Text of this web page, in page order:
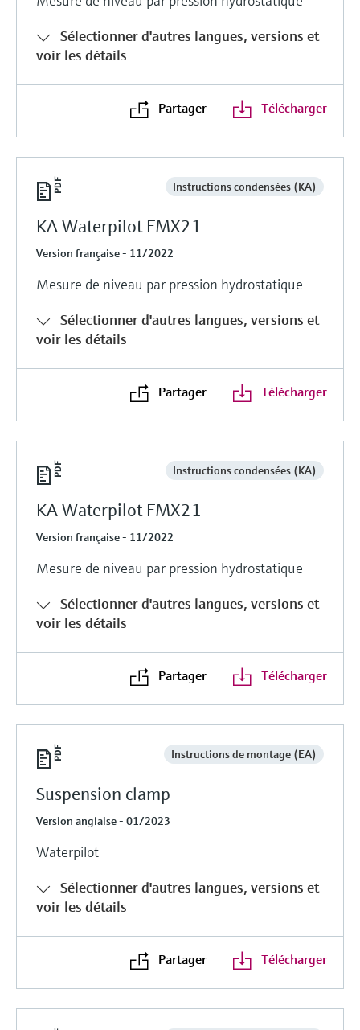
Sélectionner d'autres langues, versions et
voir les détails
Partager Télécharger
Instructions condensées (KA)
KA Waterpilot FMX21
Version française - 11/2022
Mesure de niveau par pression hydrostatique
Sélectionner d'autres langues, versions et
voir les détails
Partager Télécharger
Instructions condensées (KA)
KA Waterpilot FMX21
Version française - 11/2022
Mesure de niveau par pression hydrostatique
Sélectionner d'autres langues, versions et
voir les détails
Partager Télécharger
Instructions de montage (EA)
Suspension clamp
Version anglaise - 01/2023
Waterpilot
Sélectionner d'autres langues, versions et
voir les détails
Partager Télécharger